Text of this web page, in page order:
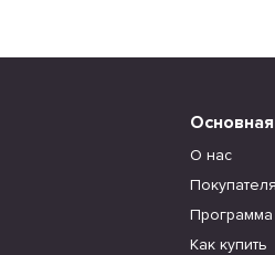
О нас
Программа
Как купить